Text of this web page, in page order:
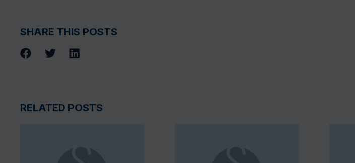
SHARE THIS POSTS
RELATED POSTS